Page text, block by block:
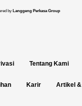
by Langgeng Perkasa Group
Tentang Kami
Karir Artikel &